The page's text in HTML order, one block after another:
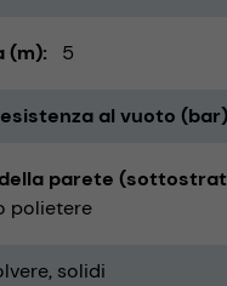
(m) 5
al vuoto (bar)
parete
polietere
solidi